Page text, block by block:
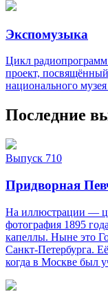
Экспомузыка
Цикл
проект,
национального
Последние
Выпуск 710
Придворная
На иллюстрации —
фотография 1895
капеллы. Ныне это
Санкт‑Петербурга.
когда в Москве был